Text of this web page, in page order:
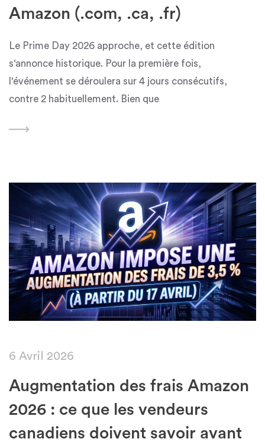
Amazon (.com, .ca, .fr)
Le Prime Day 2026 approche, et cette édition
s'annonce historique. Pour la première fois,
l'événement se déroulera sur 4 jours consécutifs,
contre 2 habituellement. Bien que
6 Avril 2026
Augmentation des frais Amazon
2026 : ce que les vendeurs
canadiens doivent savoir avant